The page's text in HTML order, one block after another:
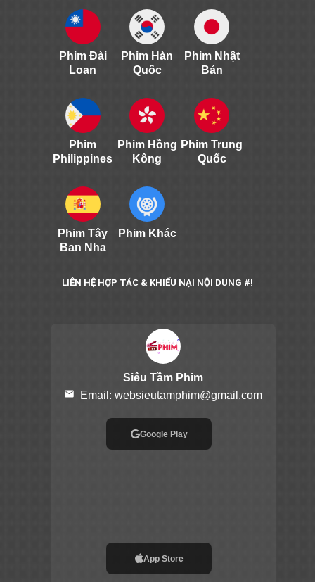
Phim Đài
Loan
Phim Hàn
Quốc
Phim Nhật
Bản
Phim
Philippines
Phim Hồng
Kông
Phim Trung
Quốc
Phim Tây
Ban Nha
Phim Khác
LIÊN HỆ HỢP TÁC & KHIẾU NẠI NỘI DUNG #!
Siêu Tầm Phim
email Email: websieutamphim@gmail.com
Google Play
App Store